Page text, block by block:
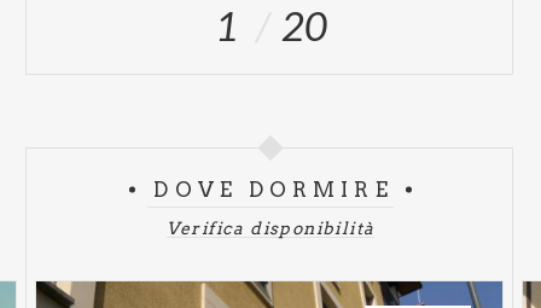
1 20
DOVE DORMIRE
Verifica disponibilità